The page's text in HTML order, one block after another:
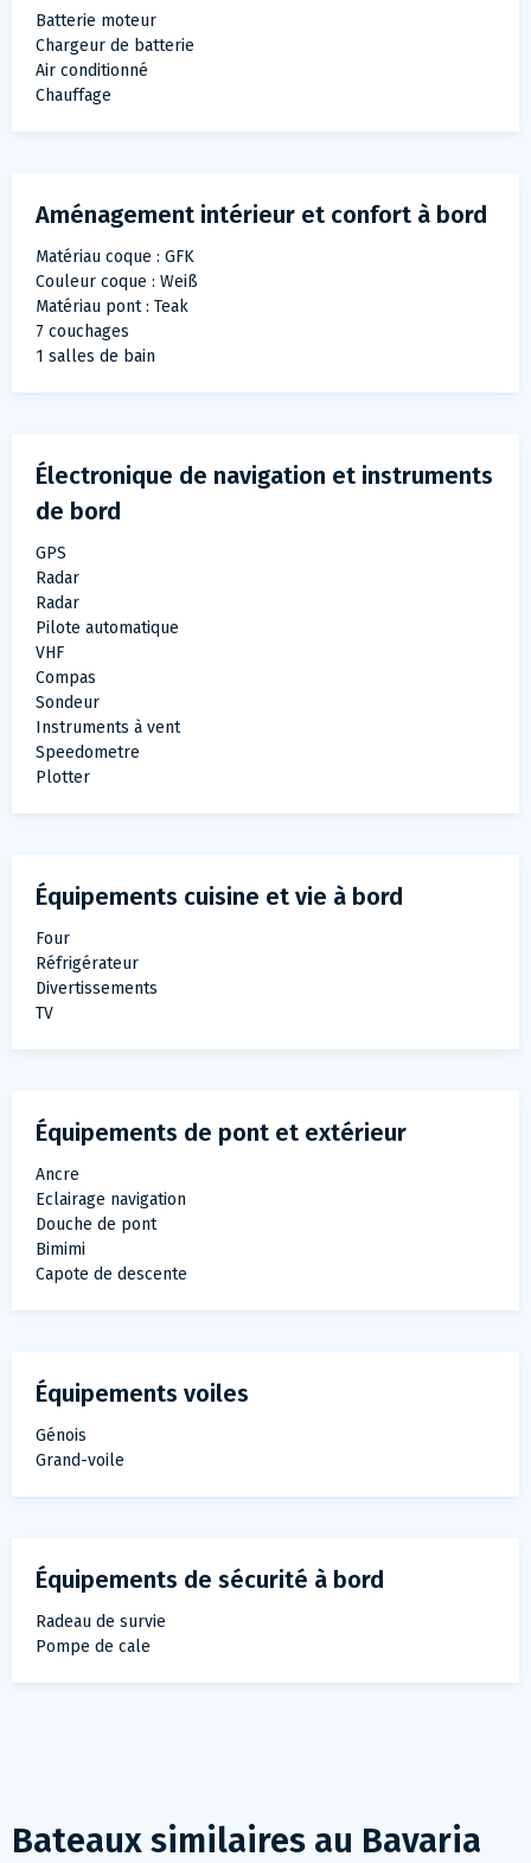
Batterie moteur
Chargeur de batterie
Air conditionné
Chauffage
Aménagement intérieur et confort à bord
Matériau coque : GFK
Couleur coque : Weiß
Matériau pont : Teak
7 couchages
1 salles de bain
Électronique de navigation et instruments
de bord
GPS
Radar
Radar
Pilote automatique
VHF
Compas
Sondeur
Instruments à vent
Speedometre
Plotter
Équipements cuisine et vie à bord
Four
Réfrigérateur
Divertissements
TV
Équipements de pont et extérieur
Ancre
Eclairage navigation
Douche de pont
Bimimi
Capote de descente
Équipements voiles
Génois
Grand-voile
Équipements de sécurité à bord
Radeau de survie
Pompe de cale
Bateaux similaires au Bavaria